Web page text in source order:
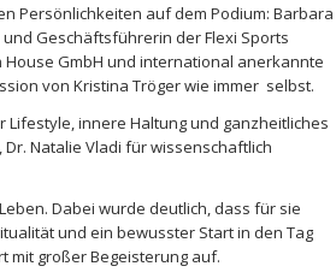
Persönlichkeiten auf dem Podium: Barbara
Geschäftsführerin der Flexi Sports
House GmbH und international anerkannte
von Kristina Tröger wie immer selbst.
innere Haltung und ganzheitliches
Natalie Vladi für wissenschaftlich
Dabei wurde deutlich, dass für sie
und ein bewusster Start in den Tag
mit großer Begeisterung auf.